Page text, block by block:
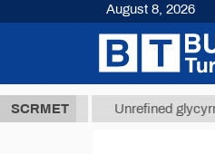
SCRMET
ТМТ Unrefined
August 8, 2026